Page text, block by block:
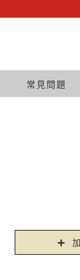
常見問題